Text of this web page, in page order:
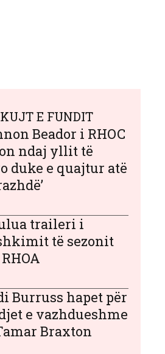
E FUNDIT
Beador i RHOC
ndaj yllit të
duke e quajtur atë
traileri i
të sezonit
Burruss hapet për
e vazhdueshme
Braxton